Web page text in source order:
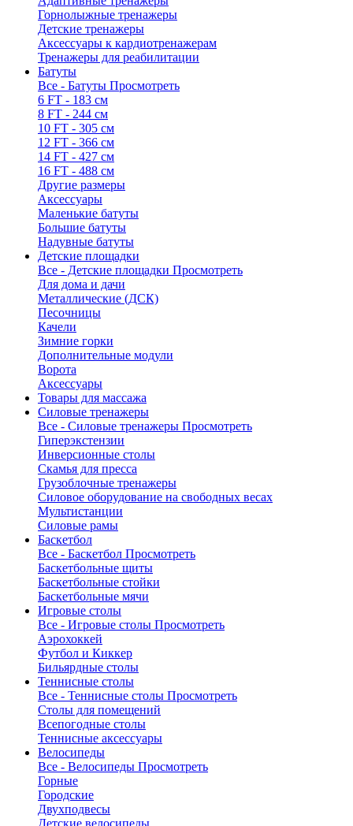
Горнолыжные тренажеры
Детские тренажеры
Аксессуары к кардиотренажерам
Тренажеры для реабилитации
Батуты
Все - Батуты Просмотреть
6 FT - 183 см
8 FT - 244 см
10 FT - 305 см
12 FT - 366 см
14 FT - 427 см
16 FT - 488 см
Другие размеры
Аксессуары
Маленькие батуты
Большие батуты
Надувные батуты
Детские площадки
Все - Детские площадки Просмотреть
Для дома и дачи
Металлические (ДСК)
Песочницы
Качели
Зимние горки
Дополнительные модули
Ворота
Аксессуары
Товары для массажа
Силовые тренажеры
Все - Силовые тренажеры Просмотреть
Гиперэкстензии
Инверсионные столы
Скамья для пресса
Грузоблочные тренажеры
Силовое оборудование на свободных весах
Мультистанции
Силовые рамы
Баскетбол
Все - Баскетбол Просмотреть
Баскетбольные щиты
Баскетбольные стойки
Баскетбольные мячи
Игровые столы
Все - Игровые столы Просмотреть
Аэрохоккей
Футбол и Киккер
Бильярдные столы
Теннисные столы
Все - Теннисные столы Просмотреть
Столы для помещений
Всепогодные столы
Теннисные аксессуары
Велосипеды
Все - Велосипеды Просмотреть
Горные
Городские
Двухподвесы
Детские велосипеды